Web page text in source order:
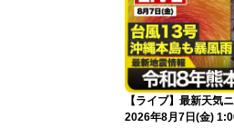
【ライブ】最新天気
2026年8月7日(金)